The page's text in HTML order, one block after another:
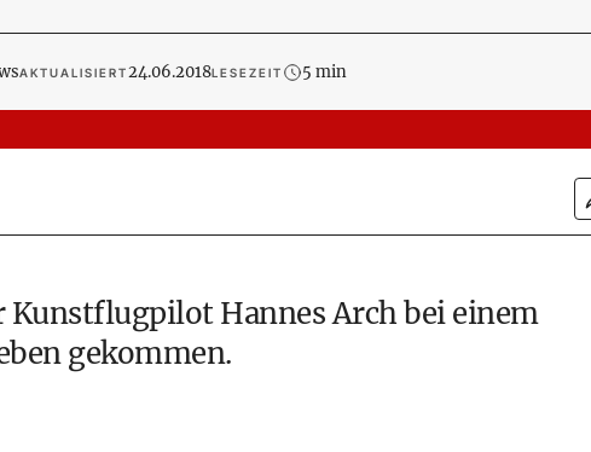
AKTUALISIERT24.06.2018LESEZEIT 5 min
Kunstflugpilot Hannes Arch bei einem
gekommen.